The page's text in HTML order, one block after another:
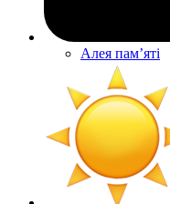
Алея памʼяті